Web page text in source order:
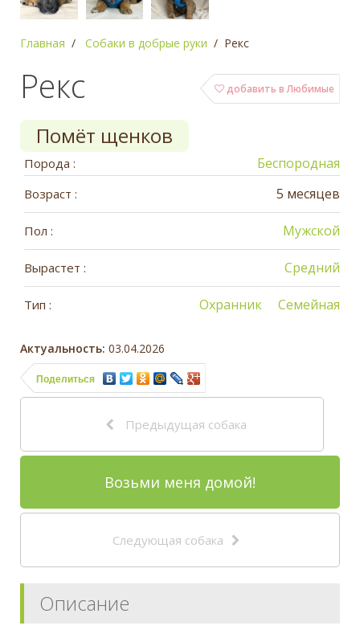
Главная Собаки в добрые руки Рекс
добавить в Любимые
Рекс
Помёт щенков
Порода : Беспородная
Возраст : 5 месяцев
Пол : Мужской
Вырастет : Средний
Тип : Семейная
Охранник
Актуальность: 03.04.2026
Поделиться
Предыдущая собака
Возьми меня домой!
Следующая собака
Описание